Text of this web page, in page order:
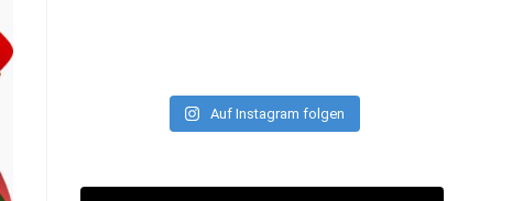
Auf Instagram folgen